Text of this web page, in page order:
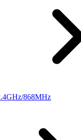
868MHz